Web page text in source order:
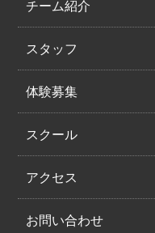
チーム紹介
スタッフ
体験募集
スクール
アクセス
お問い合わせ